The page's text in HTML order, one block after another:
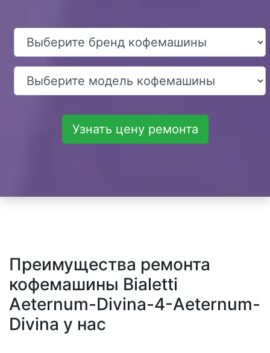
Узнать цену ремонта
Преимущества ремонта
кофемашины Bialetti
Aeternum-Divina-4-Aeternum-
Divina у нас